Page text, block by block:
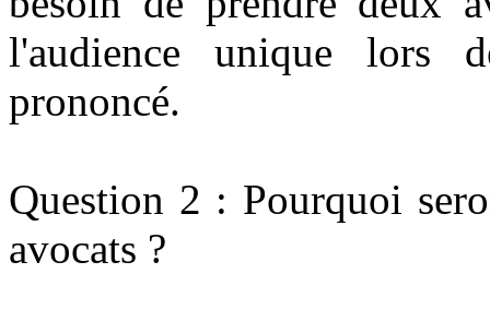
l'audience unique lors
prononcé.
Question 2 : Pourquoi
avocats ?